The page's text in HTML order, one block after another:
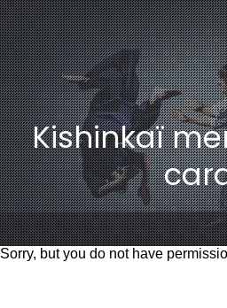
Kishinkaï
Sorry, but you do not have